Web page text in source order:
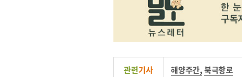
관련기사 해양주간,북극항로